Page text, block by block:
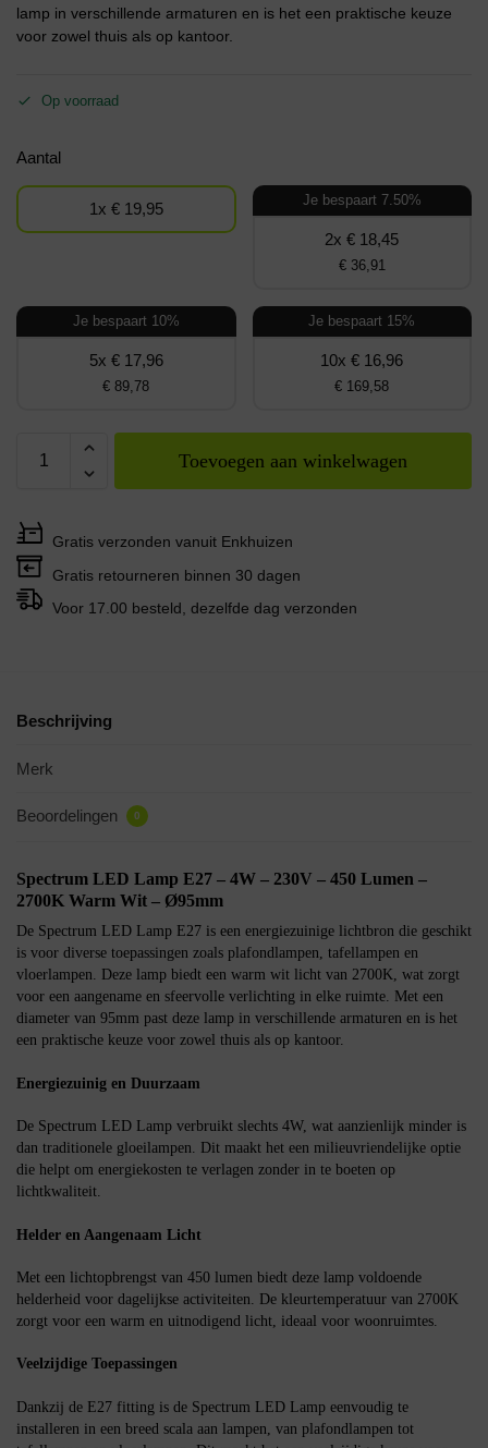
lamp in verschillende armaturen en is het een praktische keuze
voor zowel thuis als op kantoor.
Op voorraad
Aantal
1x € 19,95 Je bespaart 7.50%
2x € 18,45
€ 36,91
Je bespaart 10%
5x € 17,96
€ 89,78
Je bespaart 15%
10x € 16,96
€ 169,58
Toevoegen aan winkelwagen
Gratis verzonden vanuit Enkhuizen
Gratis retourneren binnen 30 dagen
Voor 17.00 besteld, dezelfde dag verzonden
Beschrijving
Merk
Beoordelingen 0
Spectrum LED Lamp E27 – 4W – 230V – 450 Lumen –
2700K Warm Wit – Ø95mm
De Spectrum LED Lamp E27 is een energiezuinige lichtbron die geschikt
is voor diverse toepassingen zoals plafondlampen, tafellampen en
vloerlampen. Deze lamp biedt een warm wit licht van 2700K, wat zorgt
voor een aangename en sfeervolle verlichting in elke ruimte. Met een
diameter van 95mm past deze lamp in verschillende armaturen en is het
een praktische keuze voor zowel thuis als op kantoor.
Energiezuinig en Duurzaam
De Spectrum LED Lamp verbruikt slechts 4W, wat aanzienlijk minder is
dan traditionele gloeilampen. Dit maakt het een milieuvriendelijke optie
die helpt om energiekosten te verlagen zonder in te boeten op
lichtkwaliteit.
Helder en Aangenaam Licht
Met een lichtopbrengst van 450 lumen biedt deze lamp voldoende
helderheid voor dagelijkse activiteiten. De kleurtemperatuur van 2700K
zorgt voor een warm en uitnodigend licht, ideaal voor woonruimtes.
Veelzijdige Toepassingen
Dankzij de E27 fitting is de Spectrum LED Lamp eenvoudig te
installeren in een breed scala aan lampen, van plafondlampen tot